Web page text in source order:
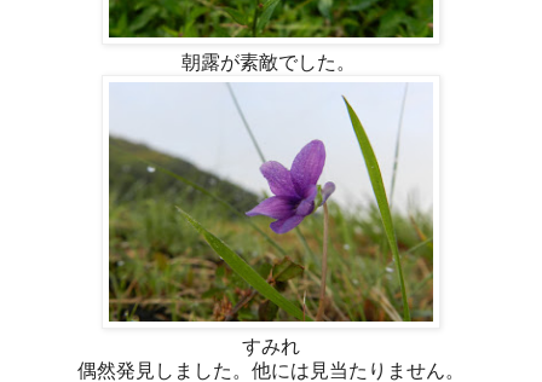
朝露が素敵でした。
すみれ
偶然発見しました。他には見当たりません。